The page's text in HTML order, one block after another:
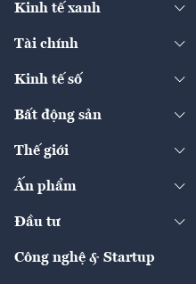
Kinh tế xanh
Diễn đàn
Tài chính
Ngân hàng
Bảo hiểm
Kinh tế số
Sản phẩm - Thị trường
Start-up
Quản trị số
Bất động sản
Chính sách
Tư vấn
Thế giới
Kinh tế
Ấn phẩm
The Guide
Đầu tư
Công nghệ & Startup